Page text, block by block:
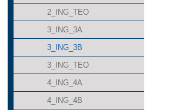
2_ING_TEO
3_ING_3A
3_ING_3B
3_ING_TEO
4_ING_4A
4_ING_4B